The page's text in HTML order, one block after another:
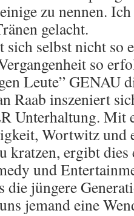
zu nennen.
gelacht.
sich selbst nicht so
so
Leute” GENAU
Raab inszeniert
Unterhaltung. Mit
Wortwitz und
kratzen, ergibt
und
die jüngere
jemand eine